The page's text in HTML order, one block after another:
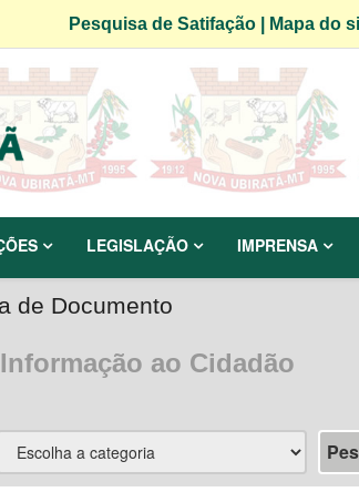
Pesquisa de Satifação| Mapa do
LEGISLAÇÃO IMPRENSA
de Documento
ao Cidadão